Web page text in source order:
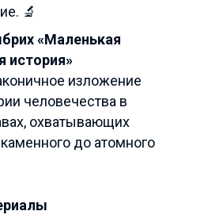
🔬
«Маленькая
история»
изложение
человечества в
охватывающих
до атомного